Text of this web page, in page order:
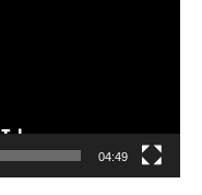
04:49